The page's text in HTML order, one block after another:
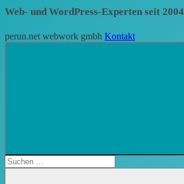
Web- und WordPress-Experten seit 2004
perun.net webwork gmbh Kontakt
öffnen
Suchen
nach: